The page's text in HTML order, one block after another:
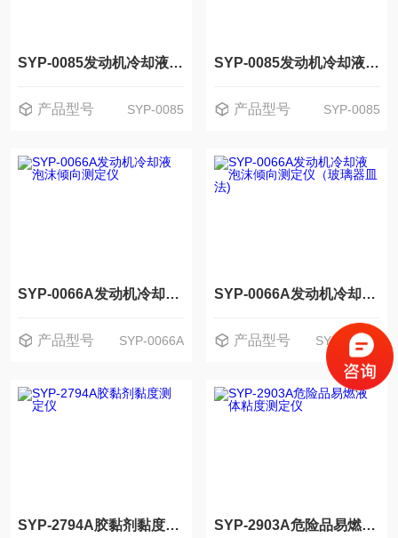
SYP-0085发动机冷却液腐蚀仪器
产品型号 SYP-0085
SYP-0085发动机冷却液腐蚀测定仪
产品型号 SYP-0085
SYP-0066A发动机冷却液泡沫倾向测定仪
产品型号 SYP-0066A
SYP-0066A发动机冷却液泡沫倾向测定仪（玻璃器皿法)
产品型号 SYP-0066A
SYP-2794A胶黏剂黏度测定仪 SYP-2903A危险品易燃液体粘度测定仪